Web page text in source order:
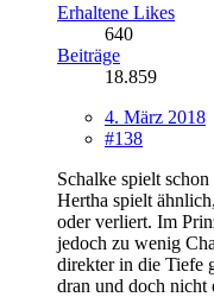
Erhaltene Likes
640
Beiträge
18.859
4. März 2018
#138
Schalke spielt
Hertha spielt
oder verliert. Im
jedoch zu wenig
direkter in die Tiefe
dran und doch nicht